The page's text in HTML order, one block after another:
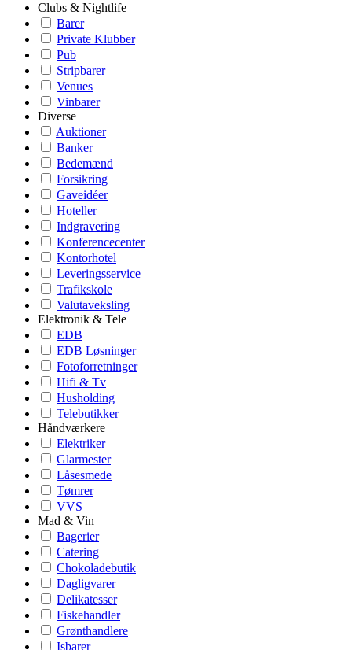
Clubs & Nightlife
Barer
Private Klubber
Pub
Stripbarer
Venues
Vinbarer
Diverse
Auktioner
Banker
Bedemænd
Forsikring
Gaveidéer
Hoteller
Indgravering
Konferencecenter
Kontorhotel
Leveringsservice
Trafikskole
Valutaveksling
Elektronik & Tele
EDB
EDB Løsninger
Fotoforretninger
Hifi & Tv
Husholding
Telebutikker
Håndværkere
Elektriker
Glarmester
Låsesmede
Tømrer
VVS
Mad & Vin
Bagerier
Catering
Chokoladebutik
Dagligvarer
Delikatesser
Fiskehandler
Grønthandlere
Isbarer